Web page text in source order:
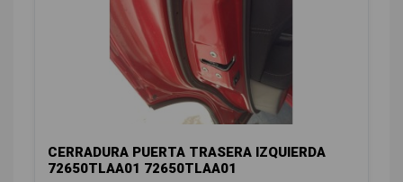
CERRADURA PUERTA TRASERA IZQUIERDA
72650TLAA01 72650TLAA01